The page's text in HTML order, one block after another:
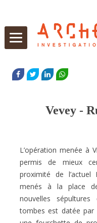
FACEBOOK
TWITTERLINKEDIN
Vevey -
L’opération menée à
permis de mieux
proximité de
menés à la place
nouvelles
tombes est datée par